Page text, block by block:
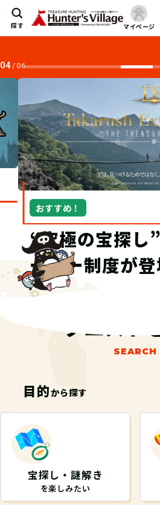
探す マイページ
04/ 06
おすすめ！
“究極の宝探し
ーバー制度が登
クエスト
SEARCH
目的から探す
宝探し・謎解き
を楽しみたい